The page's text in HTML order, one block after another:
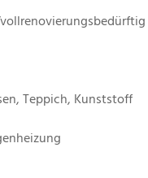
Teppich, Kunststoff